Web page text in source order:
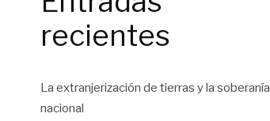
recientes
La extranjerización de tierras y la soberanía
nacional